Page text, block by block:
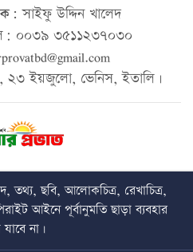
সাইফু উদ্দিন খালেদ
০০৩৯ ৩৫১১২৩৭০৩০
ইয়জুলো, ভেনিস, ইতালি।
তথ্য, ছবি, আলোকচিত্র, রেখাচিত্র,
আইনে পূর্বানুমতি ছাড়া ব্যবহার
না।